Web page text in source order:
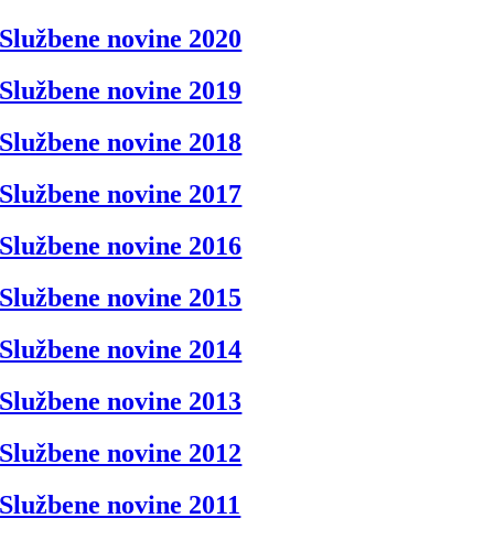
Službene novine 2020
Službene novine 2019
Službene novine 2018
Službene novine 2017
Službene novine 2016
Službene novine 2015
Službene novine 2014
Službene novine 2013
Službene novine 2012
Službene novine 2011